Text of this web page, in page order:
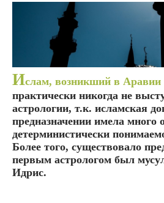
Ислам, возникший в
практически никогда не
астрологии, т.к. исламская
предназначении имела много
детерминистически
Более того, существовало
первым астрологом был
Идрис.